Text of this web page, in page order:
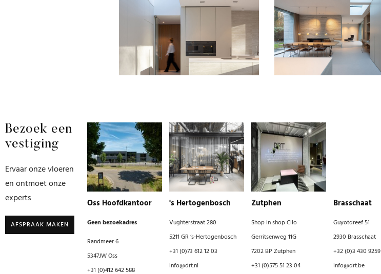
Bezoek een
vestiging
Ervaar onze vloeren
en ontmoet onze
experts
AFSPRAAK MAKEN
Oss Hoofdkantoor
Geen bezoekadres
Randmeer 6
5347JW Oss
+31 (0)412 642 588
's Hertogenbosch
Vughterstraat 280
5211 GR ‘s-Hertogenbosch
+31 (0)73 612 12 03
info@drt.nl
Zutphen
Shop in shop Cilo
Gerritsenweg 11G
7202 BP Zutphen
+31 (0)575 51 23 04
Brasschaat
Guyotdreef 51
2930 Brasschaat
+32 (0)3 430 9259
info@drt.be